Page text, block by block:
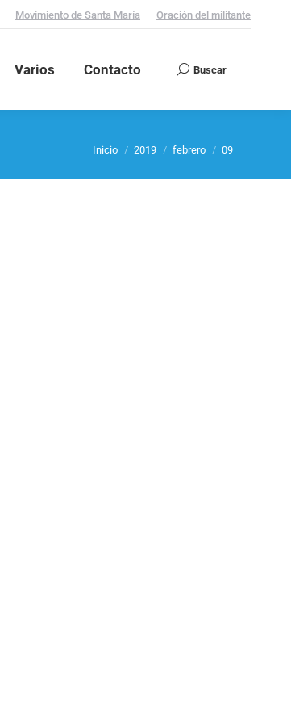
Movimiento de Santa María Oración del militante
Varios Contacto Search:
Buscar
Estás aquí:
Inicio 2019 febrero 09